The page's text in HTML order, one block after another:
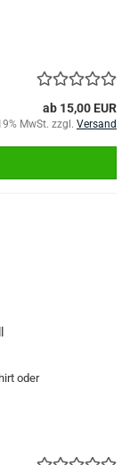
ab 15,00 EUR
MwSt. zzgl. Versand
oder